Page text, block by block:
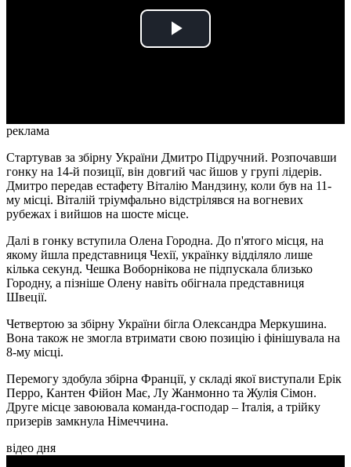
Play
реклама
Стартував за збірну України Дмитро Підручний. Розпочавши
гонку на 14-й позиції, він довгий час йшов у групі лідерів.
Дмитро передав естафету Віталію Мандзину, коли був на 11-
му місці. Віталій тріумфально відстрілявся на вогневих
рубежах і вийшов на шосте місце.
Далі в гонку вступила Олена Городна. До п'ятого місця, на
якому йшла представниця Чехії, українку відділяло лише
кілька секунд. Чешка Воборнікова не підпускала близько
Городну, а пізніше Олену навіть обігнала представниця
Швеції.
Четвертою за збірну України бігла Олександра Меркушина.
Вона також не змогла втримати свою позицію і фінішувала на
8-му місці.
Перемогу здобула збірна Франції, у складі якої виступали Ерік
Перро, Кантен Фійон Має, Лу Жанмонно та Жулія Сімон.
Друге місце завоювала команда-господар – Італія, а трійку
призерів замкнула Німеччина.
відео дня